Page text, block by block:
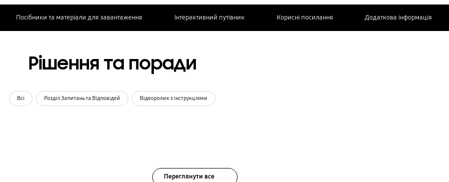
Посібники та матеріали для завантаження Інтерактивний путівник Корисні посилання Додаткова інформація
Рішення та поради
Всі Розділ Запитань та Відповідей Відеоролик з інструкціями
Переглянути все